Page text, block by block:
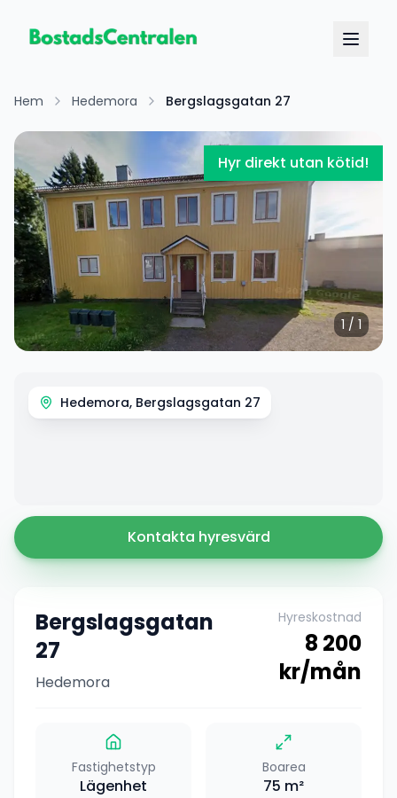
Hem Hedemora Bergslagsgatan 27
Hyr direkt utan kötid!
1 / 1
Hedemora, Bergslagsgatan 27
Kontakta hyresvärd
Bergslagsgatan
27
Hedemora
Hyreskostnad
8 200
kr/mån
Fastighetstyp
Lägenhet
Boarea
75 m²